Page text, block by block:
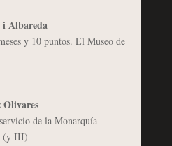
i Albareda
y 10 puntos. El Museo de
Olivares
de la Monarquía
(y III)